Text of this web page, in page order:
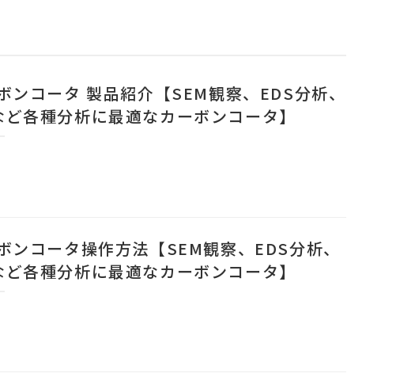
ンコータ 製品紹介【SEM観察、EDS分析、
各種分析に最適なカーボンコータ】
ンコータ操作方法【SEM観察、EDS分析、
各種分析に最適なカーボンコータ】